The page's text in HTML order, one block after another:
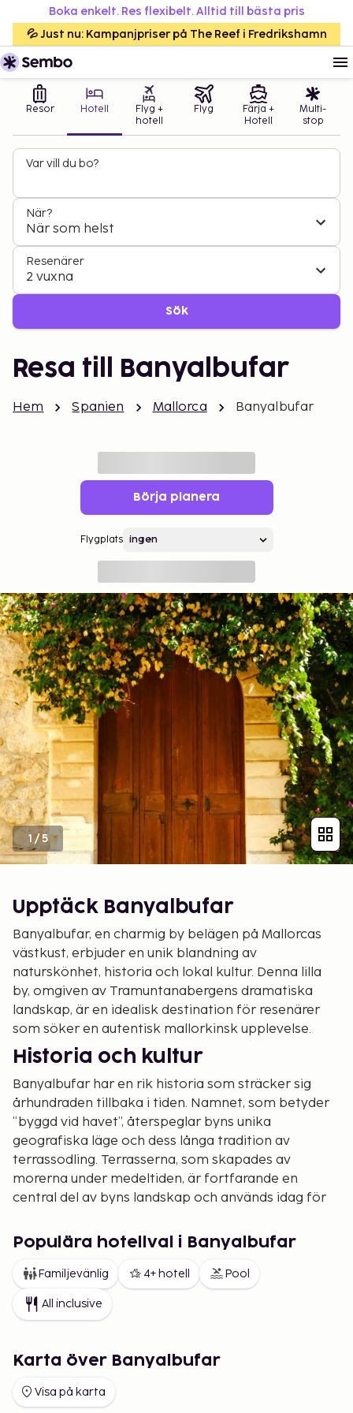
Boka enkelt. Res flexibelt. Alltid till bästa pris
💦 Just nu: Kampanjpriser på The Reef i Fredrikshamn
Resor Hotell
Flyg +
hotell
Flyg
Färja +
Hotell
Multi-
stop
Var vill du bo?
När?
När som helst
Resenärer
2 vuxna
Sök
Resa till Banyalbufar
Hem Spanien Mallorca Banyalbufar
Börja planera
Flygplats
1 /5
Upptäck Banyalbufar
Banyalbufar, en charmig by belägen på Mallorcas
västkust, erbjuder en unik blandning av
naturskönhet, historia och lokal kultur. Denna lilla
by, omgiven av Tramuntanabergens dramatiska
landskap, är en idealisk destination för resenärer
som söker en autentisk mallorkinsk upplevelse.
Historia och kultur
Banyalbufar har en rik historia som sträcker sig
århundraden tillbaka i tiden. Namnet, som betyder
“byggd vid havet”, återspeglar byns unika
geografiska läge och dess långa tradition av
terrassodling. Terrasserna, som skapades av
morerna under medeltiden, är fortfarande en
central del av byns landskap och används idag för
Besök det historiska tornet Torre des Verger, som
området mot piratattacker. Tornet erbjuder
fantastisk utsikt över kusten och är en populär
plats för fotografering.
Om du är intresserad av friluftsliv är Banyalbufar en
utmärkt utgångspunkt. Området är omgivet av
Populära hotellval i Banyalbufar
Familjevänlig 4+ hotell Pool
All inclusive
Karta över Banyalbufar
Visa på karta